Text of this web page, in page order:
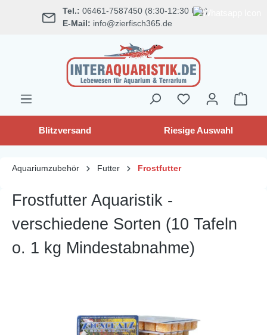
springen Tel.: 06461-7587450 (8:30-12:30 Uhr)
E-Mail: info@zierfisch365.de
Blitzversand Riesige Auswahl
Aquariumzubehör Futter Frostfutter
Frostfutter Aquaristik -
verschiedene Sorten (10 Tafeln
o. 1 kg Mindestabnahme)